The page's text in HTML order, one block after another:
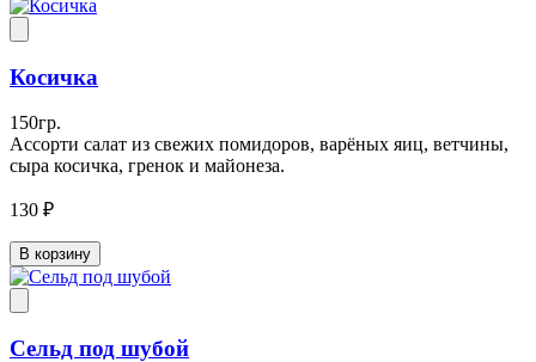
Косичка
150гр.
Ассорти салат из свежих помидоров, варёных яиц, ветчины,
сыра косичка, гренок и майонеза.
130 ₽
В корзину
Сельд под шубой